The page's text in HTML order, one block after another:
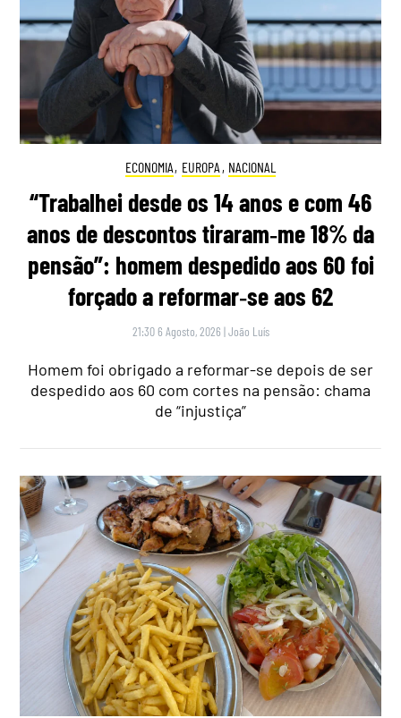
ECONOMIA, EUROPA , NACIONAL
“Trabalhei desde os 14 anos e com 46
anos de descontos tiraram‑me 18% da
pensão”: homem despedido aos 60 foi
forçado a reformar‑se aos 62
21:30 6 Agosto, 2026 |João Luís
Homem foi obrigado a reformar-se depois de ser
despedido aos 60 com cortes na pensão: chama
de “injustiça”